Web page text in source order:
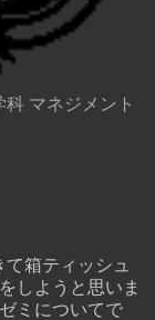
マネジメント
箱ティッシュ
しようと思いま
ミについてで